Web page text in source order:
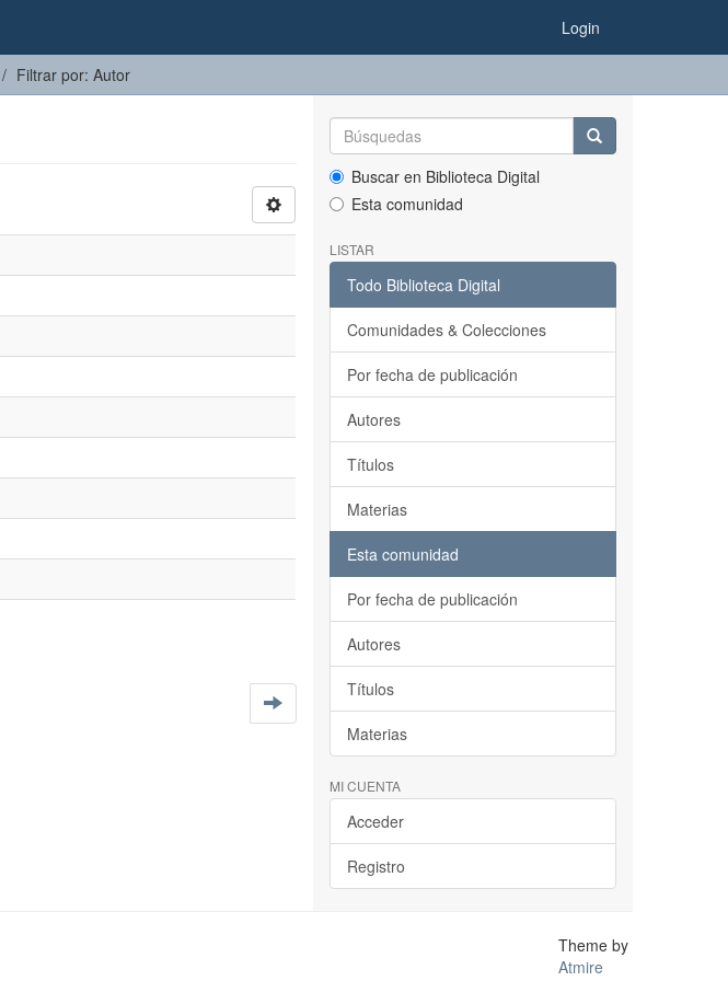
Login
Filtrar por: Autor
Buscar en Biblioteca Digital
Esta comunidad
LISTAR
Todo Biblioteca Digital
Comunidades & Colecciones
Por fecha de publicación
Autores
Títulos
Materias
Esta comunidad
Por fecha de publicación
Autores
Títulos
Materias
MI CUENTA
Acceder
Registro
Theme by
Atmire